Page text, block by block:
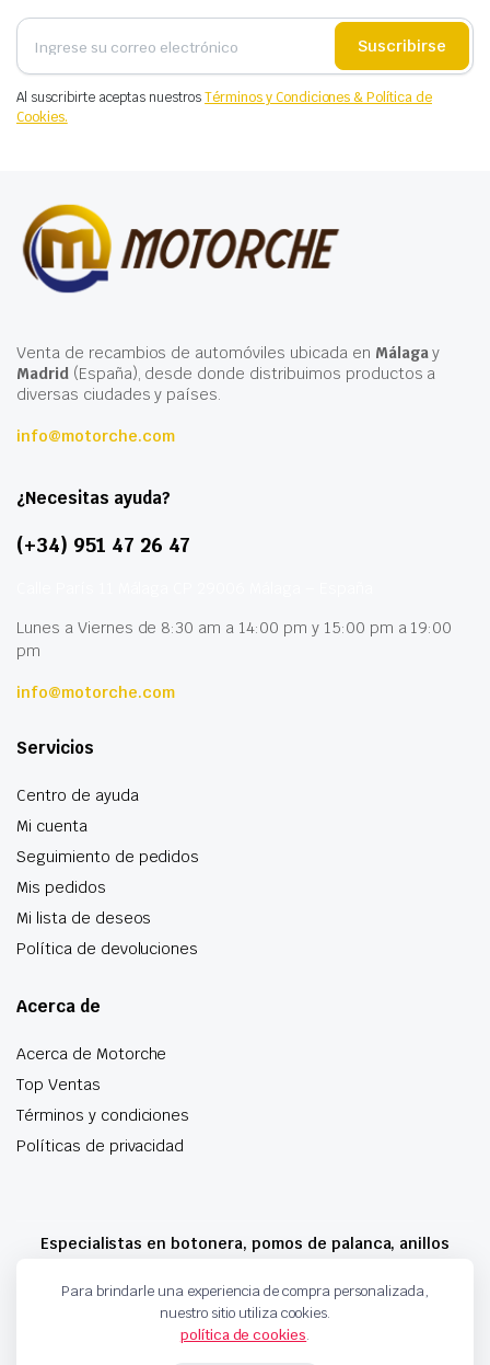
Suscribirse
Al suscribirte aceptas nuestrosTérminos y Condiciones & Política de
Cookies.
Venta de recambios de automóviles ubicada en Málagay
Madrid(España), desde donde distribuimos productos a
diversas ciudades y países.
info@motorche.com
¿Necesitas ayuda?
(+34) 951 47 26 47
Lunes a Viernes de 8:30 am a 14:00 pm y 15:00 pm a 19:00
pm
info@motorche.com
Servicios
Centro de ayuda
Mi cuenta
Seguimiento de pedidos
Mis pedidos
Mi lista de deseos
Política de devoluciones
Acerca de
Acerca de Motorche
Top Ventas
Términos y condiciones
Políticas de privacidad
Especialistas en botonera, pomos de palanca, anillos
Copyright 2024 © Motorche Autoparts. Todos los derechos reservados
Para brindarle una experiencia de compra personalizada,
nuestro sitio utiliza cookies.
política de cookies.